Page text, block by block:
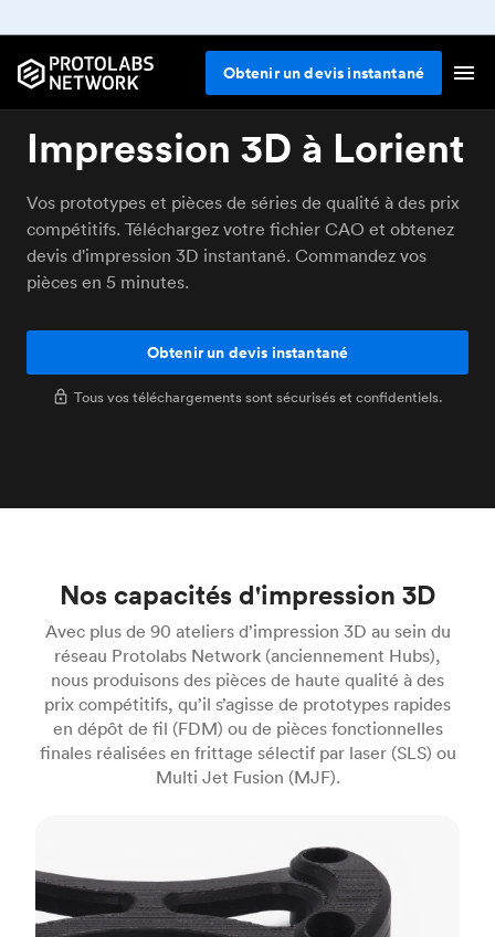
Obtenir un devis instantané
Impression 3D à Lorient
Vos prototypes et pièces de séries de qualité à des prix
compétitifs. Téléchargez votre fichier CAO et obtenez
devis d'impression 3D instantané. Commandez vos
pièces en 5 minutes.
Obtenir un devis instantané
Tous vos téléchargements sont sécurisés et confidentiels.
Nos capacités d'impression 3D
Avec plus de 90 ateliers d’impression 3D au sein du
réseau Protolabs Network (anciennement Hubs),
nous produisons des pièces de haute qualité à des
prix compétitifs, qu’il s’agisse de prototypes rapides
en dépôt de fil (FDM) ou de pièces fonctionnelles
finales réalisées en frittage sélectif par laser (SLS) ou
Multi Jet Fusion (MJF).